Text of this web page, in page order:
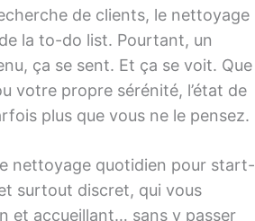
de clients, le nettoyage
la to-do list. Pourtant, un
ça se sent. Et ça se voit. Que
votre propre sérénité, l’état de
plus que vous ne le pensez.
nettoyage quotidien pour start-
surtout discret, qui vous
et accueillant… sans y passer